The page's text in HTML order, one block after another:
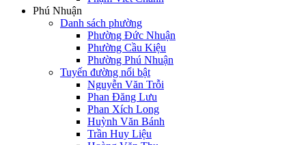
Phú Nhuận
Danh sách phường
Phường Đức Nhuận
Phường Cầu Kiệu
Phường Phú Nhuận
Tuyến đường nổi bật
Nguyễn Văn Trỗi
Phan Đăng Lưu
Phan Xích Long
Huỳnh Văn Bánh
Trần Huy Liệu